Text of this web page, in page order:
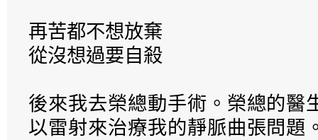
再苦都不想放棄
從沒想過要自殺
後來我去榮總動手術。榮總的醫
以雷射來治療我的靜脈曲張問題